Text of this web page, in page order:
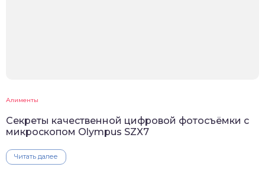
Алименты
Секреты качественной цифровой фотосъёмки с
микроскопом Olympus SZX7
Читать далее